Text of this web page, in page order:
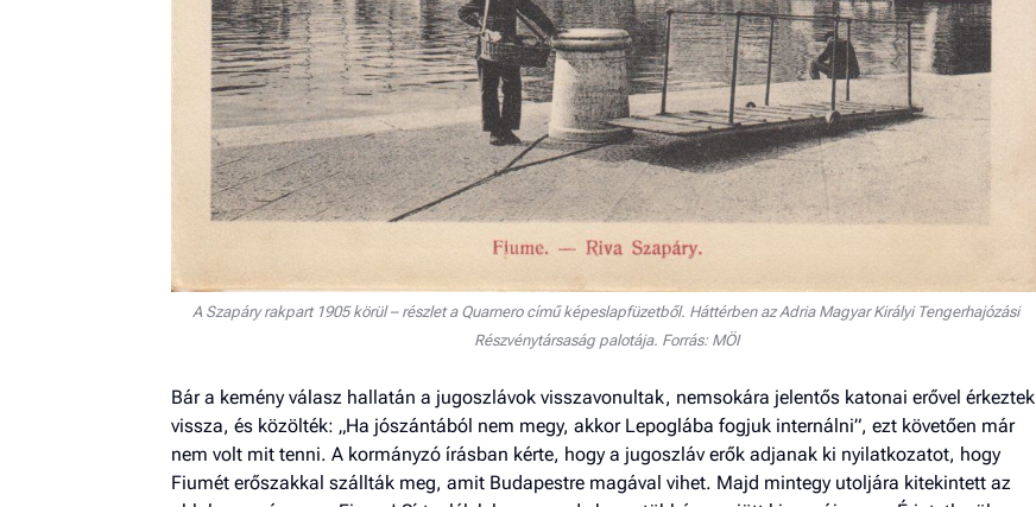
A Szapáry rakpart 1905 körül – részlet a Quarnero című képeslapfüzetből. Háttérben az Adria Magyar Királyi Tengerhajózási
Részvénytársaság palotája. Forrás: MÖI
Bár a kemény válasz hallatán a jugoszlávok visszavonultak, nemsokára jelentős katonai erővel érkeztek
vissza, és közölték: „Ha jószántából nem megy, akkor Lepoglába fogjuk internálni”, ezt követően már
nem volt mit tenni. A kormányzó írásban kérte, hogy a jugoszláv erők adjanak ki nyilatkozatot, hogy
Fiumét erőszakkal szállták meg, amit Budapestre magával vihet. Majd mintegy utoljára kitekintett az